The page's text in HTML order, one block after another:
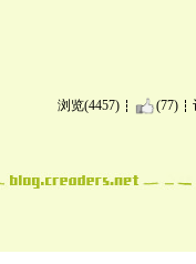
浏览(4457) (77)